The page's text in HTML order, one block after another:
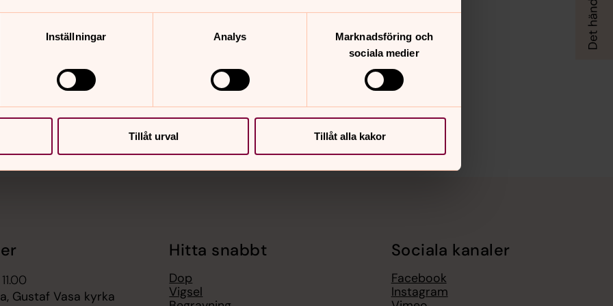
Inställningar Analys
Marknadsföring och
sociala medier
Tillåt urval Tillåt alla kakor
Gustaf Vasa kyrka
Hitta snabbt
Dop
Vigsel
Sociala kanaler
Facebook
Instagram